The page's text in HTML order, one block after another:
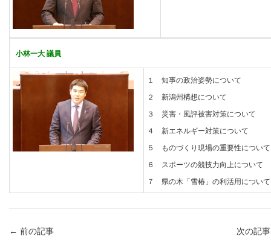
小林一大 議員
１ 知事の政治姿勢について
２ 新潟州構想について
３ 災害・風評被害対策について
４ 新エネルギー対策について
５ ものづくり現場の重要性について
６ スポーツの競技力向上について
７ 県の木「雪椿」の利活用について
← 前の記事 次の記